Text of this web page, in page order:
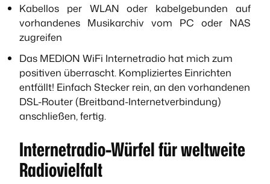
Kabellos per WLAN oder kabelgebunden auf
vorhandenes Musikarchiv vom PC oder NAS
zugreifen
Das MEDION WiFi Internetradio hat mich zum
positiven überrascht. Kompliziertes Einrichten
entfällt! Einfach Stecker rein, an den vorhandenen
DSL-Router (Breitband-Internetverbindung)
anschließen, fertig.
Internetradio-Würfel für weltweite
Radiovielfalt